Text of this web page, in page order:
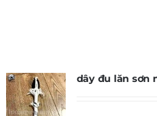
dây đu lăn sơn